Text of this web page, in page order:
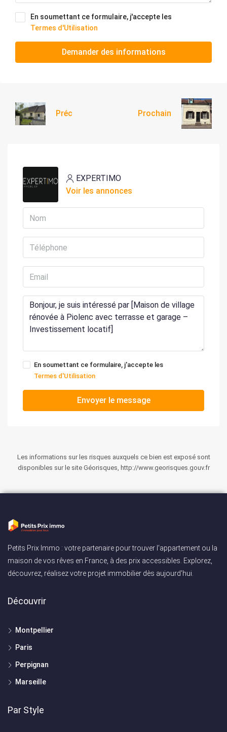
En soumettant ce formulaire, j'accepte les
Termes d'Utilisation
Demander des informations
Préc Prochain
EXPERTIMO
Voir les annonces
En soumettant ce formulaire, j'accepte les
Termes d'Utilisation
Envoyer le message
Les informations sur les risques auxquels ce bien est exposé sont
disponibles sur le site Géorisques, http://www.georisques.gouv.fr
Petits Prix Immo : votre partenaire pour trouver l'appartement ou la
maison de vos rêves en France, à des prix accessibles. Explorez,
découvrez, réalisez votre projet immobilier dès aujourd'hui.
Découvrir
Montpellier
Paris
Perpignan
Marseille
Par Style